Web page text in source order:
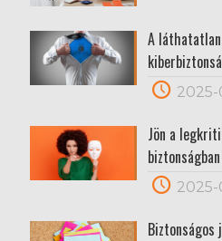
A
2025-
Jön a
2025-
Biztonságos